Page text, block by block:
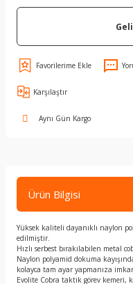
Karşılaştır
Aynı Gün Kargo
Ürün Bilgisi
Yüksek kaliteli dayanıklı naylon
edilmiştir.
Hızlı serbest bırakılabilen metal
Naylon polyamid dokuma
kolayca tam ayar yapmanıza
Evolite Cobra taktik görev